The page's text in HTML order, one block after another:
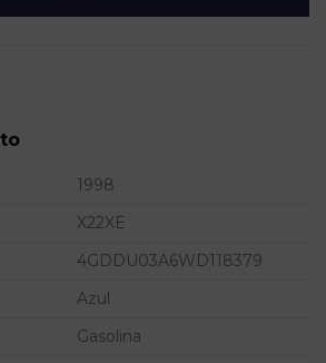
1998
X22XE
4GDDU03A6WD118379
Azul
Gasolina